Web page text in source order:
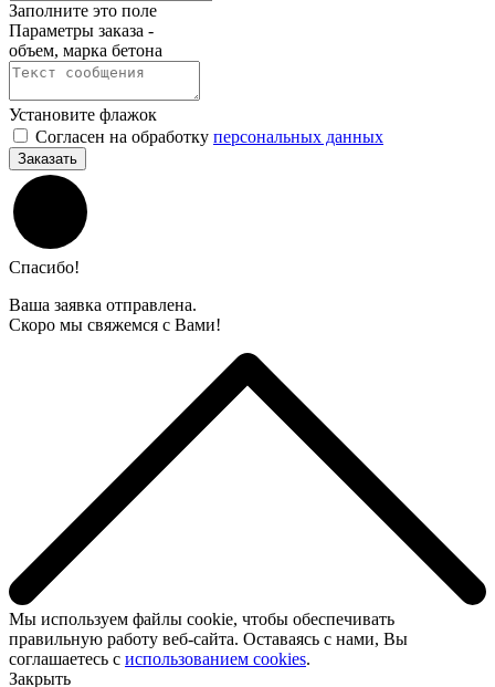
Заполните это поле
Параметры заказа -
объем, марка бетона
Установите флажок
Согласен на обработку персональных данных
Заказать
Спасибо!
Ваша заявка отправлена.
Скоро мы свяжемся с Вами!
Мы используем файлы cookie, чтобы обеспечивать
правильную работу веб-сайта. Оставаясь с нами, Вы
соглашаетесь с использованием cookies.
Закрыть